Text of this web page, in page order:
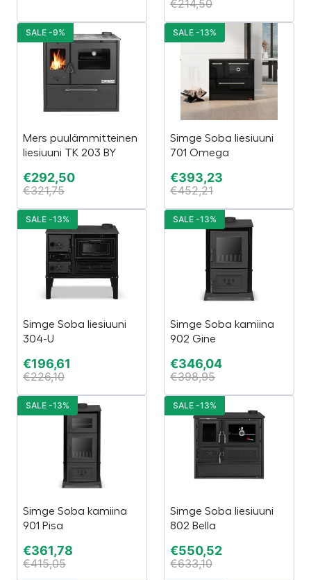
€214,50
Mers puulämmitteinen
liesiuuni TK 203 BY
€292,50
€321,75
SALE -9%
Simge Soba liesiuuni
701 Omega
€393,23
€452,21
SALE -13%
Simge Soba liesiuuni
304-U
€196,61
€226,10
SALE -13%
Simge Soba kamiina
902 Gine
€346,04
€398,95
SALE -13%
Simge Soba kamiina
901 Pisa
€361,78
€415,05
SALE -13%
Simge Soba liesiuuni
802 Bella
€550,52
€633,10
SALE -13%